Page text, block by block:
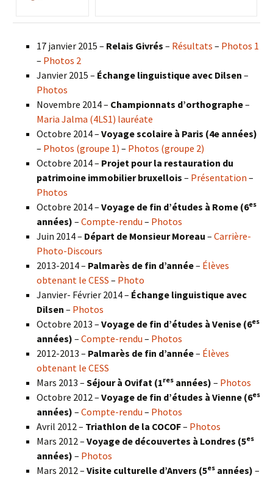
17 janvier 2015 – Relais Givrés – Résultats – Photos 1
– Photos 2
Janvier 2015 – Échange linguistique avec Dilsen –
Photos
Novembre 2014 – Championnats d’orthographe–
Maria Jalma (4LS1) lauréate
Octobre 2014 – Voyage scolaire à Paris (4e années)
– Photos (groupe 1) – Photos (groupe 2)
Octobre 2014 – Projet pour la restauration du
patrimoine immobilier bruxellois – Présentation –
Photos
Octobre 2014 – Voyage de fin d’études à Rome (6es
années) – Compte-rendu – Photos
Juin 2014 – Départ de Monsieur Moreau – Carrière-
Photo-Discours
2013-2014 – Palmarès de fin d’année– Élèves
obtenant le CESS – Photo
Janvier- Février 2014 – Échange linguistique avec
Dilsen – Photos
Octobre 2013 – Voyage de fin d’études à Venise (6es
années) – Compte-rendu – Photos
2012-2013 – Palmarès de fin d’année– Élèves
obtenant le CESS
Mars 2013 – Séjour à Ovifat (1res années) – Photos
Octobre 2012 – Voyage de fin d’études à Vienne (6es
années) – Compte-rendu – Photos
Avril 2012 – Triathlon de la COCOF– Photos
Mars 2012 – Voyage de découvertes à Londres (5es
années) – Photos
Mars 2012 – Visite culturelle d’Anvers (5es années) –